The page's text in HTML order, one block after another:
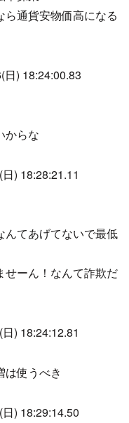
ら通貨安物価高になる
日) 18:24:00.83
からな
) 18:28:21.11
んてあげてないで最低
せーん！なんて詐欺だ
) 18:24:12.81
は使うべき
) 18:29:14.50